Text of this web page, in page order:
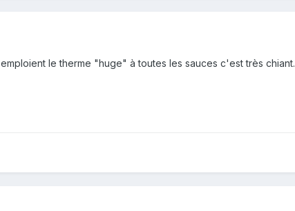
le therme "huge" à toutes les sauces c'est très chiant.